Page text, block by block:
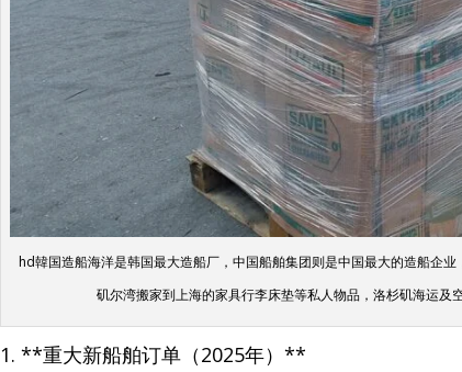
hd韓国造船海洋是韩国最大造船厂，中国船舶集团则是中国最大的造船企
矶尔湾搬家到上海的家具行李床垫等私人物品，洛杉矶海运
1. **重大新船舶订单（2025年）**